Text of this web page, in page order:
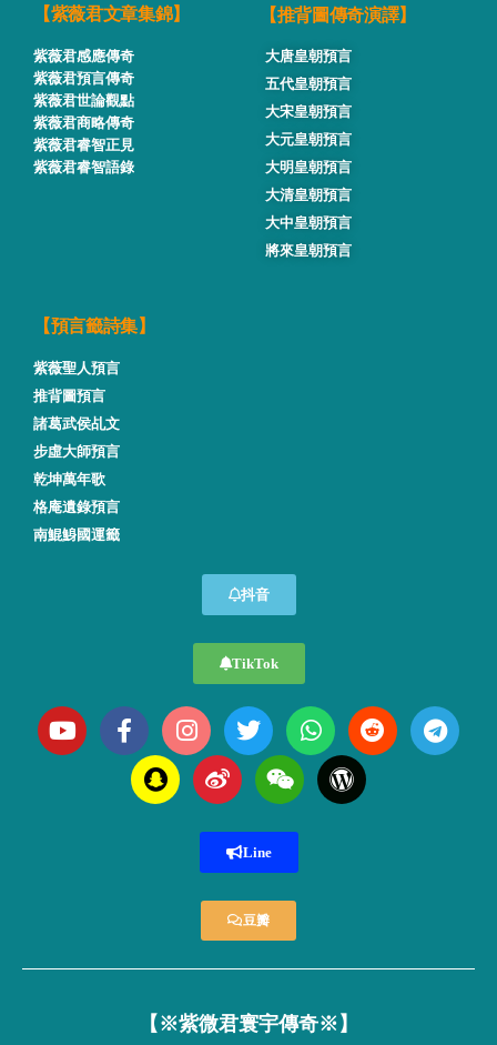
【紫薇君文章集錦】
紫薇君感應傳奇
紫薇君預言傳奇
紫薇君世論觀點
紫薇君商略傳奇
紫薇君睿智正見
紫薇君睿智語錄
【推背圖傳奇演譯】
大唐皇朝預言
五代皇朝預言
大宋皇朝預言
大元皇朝預言
大明皇朝預言
大清皇朝預言
大中皇朝預言
將來皇朝預言
【預言籤詩集】
紫薇聖人預言
推背圖預言
諸葛武侯乩文
步虛大師預言
乾坤萬年歌
格庵遺錄預言
南鯤鯓國運籤
抖音
TikTok
Line
豆瓣
【※紫微君寰宇傳奇※】